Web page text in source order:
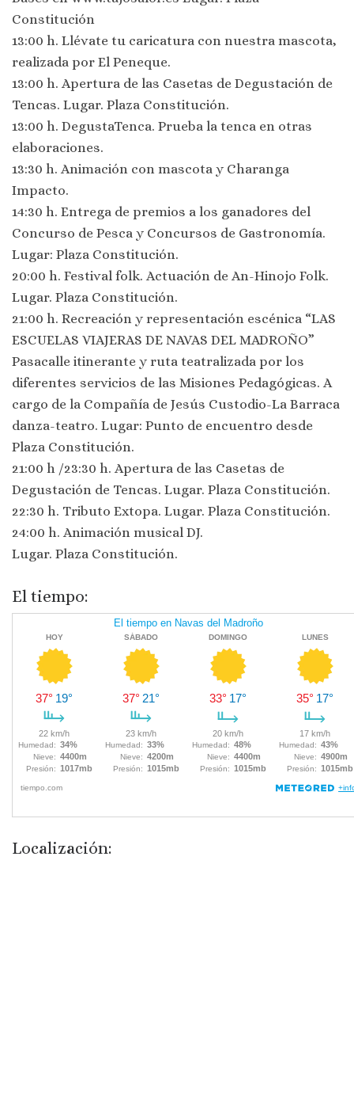
Constitución
13:00 h. Llévate tu caricatura con nuestra mascota,
realizada por El Peneque.
13:00 h. Apertura de las Casetas de Degustación de
Tencas. Lugar. Plaza Constitución.
13:00 h. DegustaTenca. Prueba la tenca en otras
elaboraciones.
13:30 h. Animación con mascota y Charanga
Impacto.
14:30 h. Entrega de premios a los ganadores del
Concurso de Pesca y Concursos de Gastronomía.
Lugar: Plaza Constitución.
20:00 h. Festival folk. Actuación de An-Hinojo Folk.
Lugar. Plaza Constitución.
21:00 h. Recreación y representación escénica “LAS
ESCUELAS VIAJERAS DE NAVAS DEL MADROÑO”
Pasacalle itinerante y ruta teatralizada por los
diferentes servicios de las Misiones Pedagógicas. A
cargo de la Compañía de Jesús Custodio-La Barraca
danza-teatro. Lugar: Punto de encuentro desde
Plaza Constitución.
21:00 h /23:30 h. Apertura de las Casetas de
Degustación de Tencas. Lugar. Plaza Constitución.
22:30 h. Tributo Extopa. Lugar. Plaza Constitución.
24:00 h. Animación musical DJ.
Lugar. Plaza Constitución.
El tiempo:
Localización: